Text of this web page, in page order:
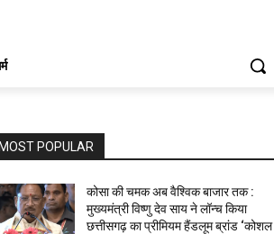
POPULAR
कोसा की चमक अब वैश्विक बाजार तक :
मुख्यमंत्री विष्णु देव साय ने लॉन्च किया
छत्तीसगढ़ का प्रीमियम हैंडलूम ब्रांड ‘कोशल